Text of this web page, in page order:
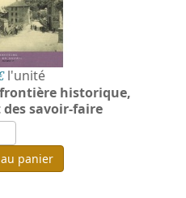
l'unité
frontière historique,
savoir-faire
panier